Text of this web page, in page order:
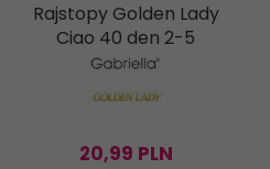
Rajstopy Golden Lady
Ciao 40 den 2-5
20,99 PLN